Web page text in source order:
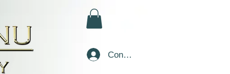
Conectează-te